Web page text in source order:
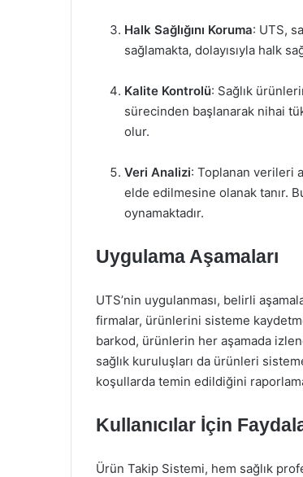
Halk Sağlığını Koruma: UTS,
sağlamakta, dolayısıyla halk
Kalite Kontrolü: Sağlık
sürecinden başlanarak nihai
olur.
Veri Analizi: Toplanan verileri
elde edilmesine olanak tanır.
oynamaktadır.
Uygulama Aşamaları
UTS’nin uygulanması, belirli
firmalar, ürünlerini sisteme
barkod, ürünlerin her aşamada
sağlık kuruluşları da ürünleri
koşullarda temin edildiğini
Kullanıcılar İçin
Ürün Takip Sistemi, hem sağlık